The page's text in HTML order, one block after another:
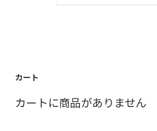
カート
カートに商品がありません